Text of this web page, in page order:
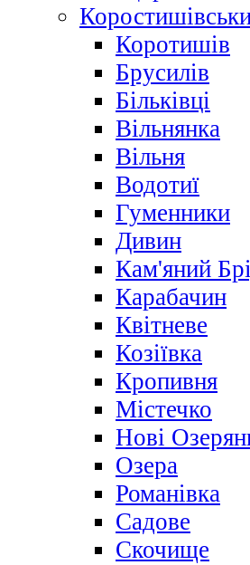
Коротишів
Брусилів
Більківці
Вільнянка
Вільня
Водотиї
Гуменники
Дивин
Кам'яний
Карабачин
Квітневе
Козіївка
Кропивня
Містечко
Нові
Озера
Романівка
Садове
Скочище